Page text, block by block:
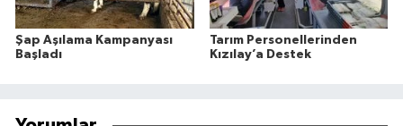
Şap Aşılama Kampanyası
Başladı
Tarım Personellerinden
Kızılay’a Destek